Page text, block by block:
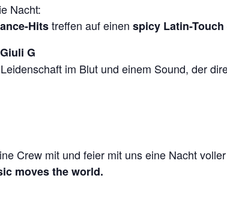
Nacht:
Hitstreffen auf einenspicy Latin-Touch
G
im Blut und einem Sound, der
Crew mit und feier mit uns eine Nacht
moves the world.